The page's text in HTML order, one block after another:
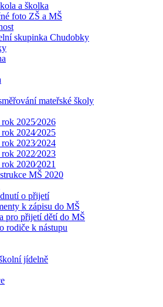
a školka
foto ZŠ a MŠ
skupinka Chudobky
mateřské školy
2025⁄2026
2024⁄2025
2023⁄2024
2022⁄2023
2020⁄2021
MŠ 2020
o přijetí
k zápisu do MŠ
pro přijetí dětí do MŠ
rodiče k nástupu
jídelně